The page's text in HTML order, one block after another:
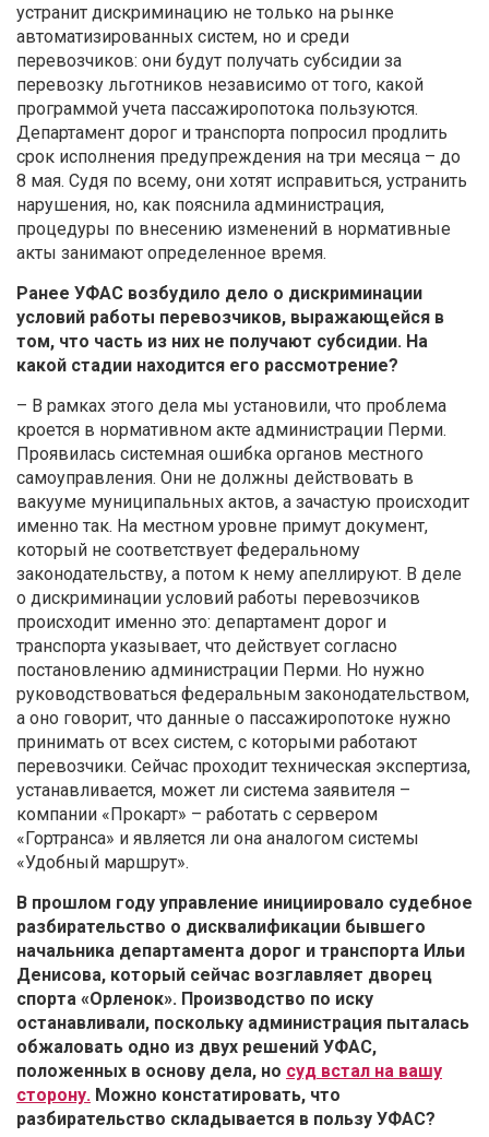
устранит дискриминацию не только на рынке
автоматизированных систем, но и среди
перевозчиков: они будут получать субсидии за
перевозку льготников независимо от того, какой
программой учета пассажиропотока пользуются.
Департамент дорог и транспорта попросил продлить
срок исполнения предупреждения на три месяца – до
8 мая. Судя по всему, они хотят исправиться, устранить
нарушения, но, как пояснила администрация,
процедуры по внесению изменений в нормативные
акты занимают определенное время.
Ранее УФАС возбудило дело о дискриминации
условий работы перевозчиков, выражающейся в
том, что часть из них не получают субсидии. На
какой стадии находится его рассмотрение?
– В рамках этого дела мы установили, что проблема
кроется в нормативном акте администрации Перми.
Проявилась системная ошибка органов местного
самоуправления. Они не должны действовать в
вакууме муниципальных актов, а зачастую происходит
именно так. На местном уровне примут документ,
который не соответствует федеральному
законодательству, а потом к нему апеллируют. В деле
о дискриминации условий работы перевозчиков
происходит именно это: департамент дорог и
транспорта указывает, что действует согласно
постановлению администрации Перми. Но нужно
руководствоваться федеральным законодательством,
а оно говорит, что данные о пассажиропотоке нужно
принимать от всех систем, с которыми работают
перевозчики. Сейчас проходит техническая экспертиза,
устанавливается, может ли система заявителя –
компании «Прокарт» – работать с сервером
«Гортранса» и является ли она аналогом системы
«Удобный маршрут».
В прошлом году управление инициировало судебное
разбирательство о дисквалификации бывшего
начальника департамента дорог и транспорта Ильи
Денисова, который сейчас возглавляет дворец
спорта «Орленок». Производство по иску
останавливали, поскольку администрация пыталась
обжаловать одно из двух решений УФАС,
положенных в основу дела, но суд встал на вашу
сторону. Можно констатировать, что
разбирательство складывается в пользу УФАС?